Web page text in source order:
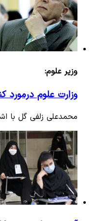
وزیر علوم:
وزارت علوم درمورد کنکور ۱۴۰۲ منتظر تصمیم شورای عالی
محمدعلی زلفی گل با اشاره به اینکه وزارت